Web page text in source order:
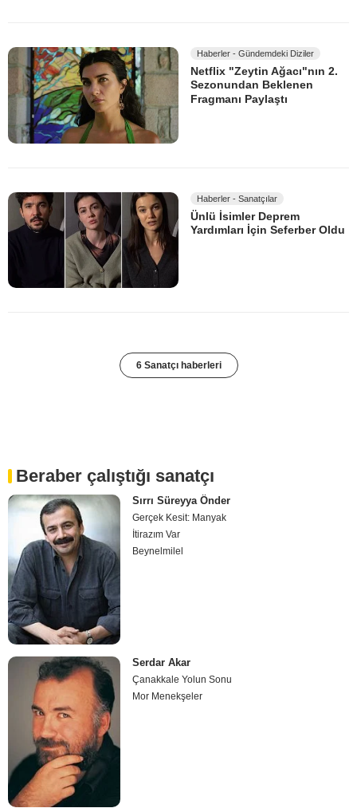
Haberler - Gündemdeki Diziler
Netflix "Zeytin Ağacı"nın 2.
Sezonundan Beklenen
Fragmanı Paylaştı
Haberler - Sanatçılar
Ünlü İsimler Deprem
Yardımları İçin Seferber Oldu
6 Sanatçı haberleri
Beraber çalıştığı sanatçı
Sırrı Süreyya Önder
Gerçek Kesit: Manyak
İtirazım Var
Beynelmilel
Serdar Akar
Çanakkale Yolun Sonu
Mor Menekşeler